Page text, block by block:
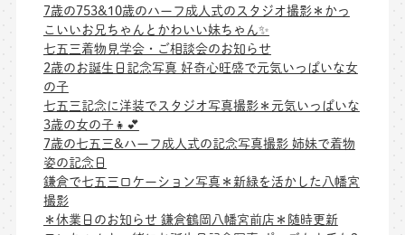
7歳の753&10歳のハーフ成人式のスタジオ撮影＊かっ
こいいお兄ちゃんとかわいい妹ちゃん✨
七五三着物見学会・ご相談会のお知らせ
2歳のお誕生日記念写真 好奇心旺盛で元気いっぱいな女
の子
七五三記念に洋装でスタジオ写真撮影＊元気いっぱいな
3歳の女の子👧💕
7歳の七五三&ハーフ成人式の記念写真撮影 姉妹で着物
姿の記念日
鎌倉で七五三ロケーション写真＊新緑を活かした八幡宮
撮影
＊休業日のお知らせ 鎌倉鶴岡八幡宮前店＊随時更新